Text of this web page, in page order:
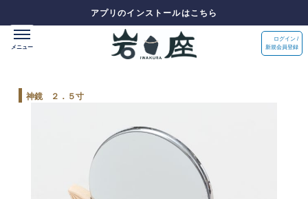
アプリのインストールはこちら
ログイン /
新規会員登録
神鏡 ２．５寸